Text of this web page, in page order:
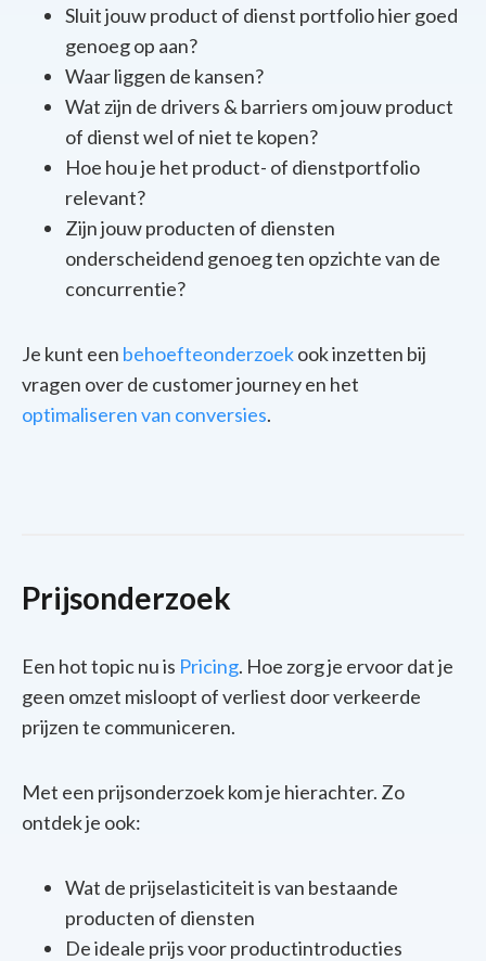
Sluit jouw product of dienst portfolio hier goed
genoeg op aan?
Waar liggen de kansen?
Wat zijn de drivers & barriers om jouw product
of dienst wel of niet te kopen?
Hoe hou je het product- of dienstportfolio
relevant?
Zijn jouw producten of diensten
onderscheidend genoeg ten opzichte van de
concurrentie?
Je kunt een behoefteonderzoekook inzetten bij
vragen over de customer journey en het
optimaliseren van conversies.
Prijsonderzoek
Een hot topic nu is Pricing. Hoe zorg je ervoor dat je
geen omzet misloopt of verliest door verkeerde
prijzen te communiceren.
Met een prijsonderzoek kom je hierachter. Zo
ontdek je ook:
Wat de prijselasticiteit is van bestaande
producten of diensten
De ideale prijs voor productintroducties